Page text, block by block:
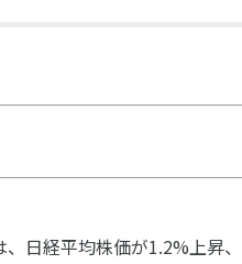
日経平均株価が1.2%上昇